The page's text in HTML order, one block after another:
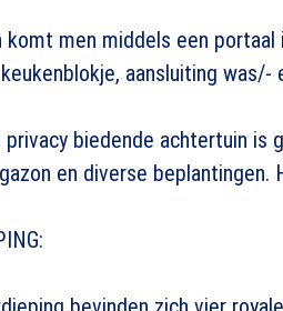
komt men middels een
aansluiting
privacy biedende achtertuin
en diverse